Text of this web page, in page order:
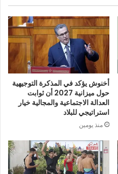
أخنوش يؤكد في المذكرة التوجيهية
حول ميزانية 2027 أن ثوابت
العدالة الاجتماعية والمجالية خيار
استراتيجي للبلاد
منذ يومين